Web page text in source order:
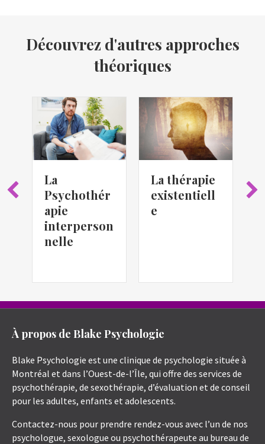
Découvrez d'autres approches
théoriques
La
Psychothér
apie
interperson
nelle
La thérapie
existentiell
e
À propos de Blake Psychologie
Blake Psychologie est une clinique de psychologie située à
Montréal et dans l’Ouest-de-l’Île, qui offre des services de
psychothérapie, de sexothérapie, d’évaluation et de conseil
pour les adultes, enfants et adolescents.
Contactez-nous pour prendre rendez-vous avec l’un de nos
psychologue, sexologue ou psychothérapeute au bureau de